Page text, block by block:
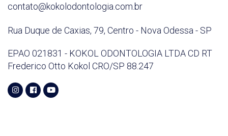
contato@kokolodontologia.com.br
Rua Duque de Caxias, 79, Centro - Nova Odessa - SP
EPAO 021831 - KOKOL ODONTOLOGIA LTDACD RT
Frederico Otto Kokol CRO/SP 88.247